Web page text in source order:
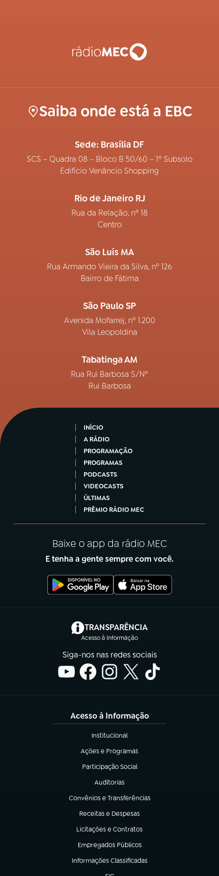
Saiba onde está a EBC
Sede: Brasília DF
SCS – Quadra 08 – Bloco B 50/60 – 1º Subsolo
Edifício Venâncio Shopping
Rio de Janeiro RJ
Rua da Relação, nº 18
Centro
São Luís MA
Rua Armando Vieira da Silva, nº 126
Bairro de Fátima
São Paulo SP
Avenida Mofarrej, nº 1.200
Vila Leopoldina
Tabatinga AM
Rua Rui Barbosa S/Nº
Rui Barbosa
INÍCIO
A RÁDIO
PROGRAMAÇÃO
PROGRAMAS
PODCASTS
VIDEOCASTS
ÚLTIMAS
PRÊMIO RÁDIO MEC
Baixe o app da rádio MEC
E tenha a gente sempre com você.
TRANSPARÊNCIA
Acesso à Informação
(abre em nova aba)
Siga-nos nas redes sociais
Acesso à Informação
Institucional
(abre em nova aba)
Ações e Programas
(abre em nova aba)
Participação Social
(abre em nova aba)
Auditorias
(abre em nova aba)
Convênios e Transferências
(abre em nova aba)
Receitas e Despesas
(abre em nova aba)
Licitações e Contratos
(abre em nova aba)
Empregados Públicos
(abre em nova aba)
Informações Classificadas
(abre em nova aba)